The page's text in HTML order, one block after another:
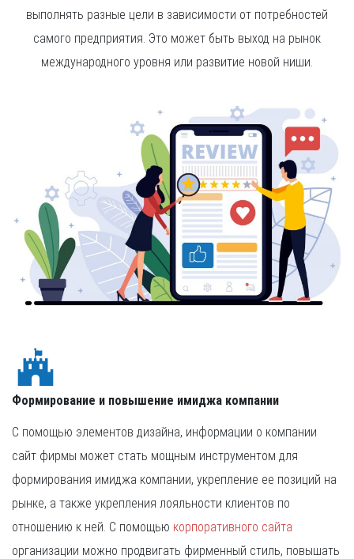
выполнять разные цели в зависимости от потребностей
самого предприятия. Это может быть выход на рынок
международного уровня или развитие новой ниши.
Формирование и повышение имиджа компании
С помощью элементов дизайна, информации о компании
сайт фирмы может стать мощным инструментом для
формирования имиджа компании, укрепление ее позиций на
рынке, а также укрепления лояльности клиентов по
отношению к ней. С помощью корпоративного сайта
организации можно продвигать фирменный стиль, повышать